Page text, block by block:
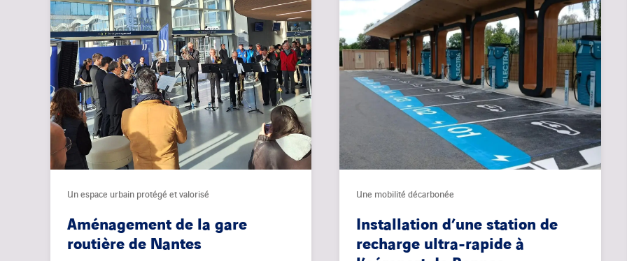
Un espace urbain protégé et valorisé
Aménagement de la gare
routière de Nantes
Une mobilité décarbonée
Installation d’une station de
recharge ultra-rapide à